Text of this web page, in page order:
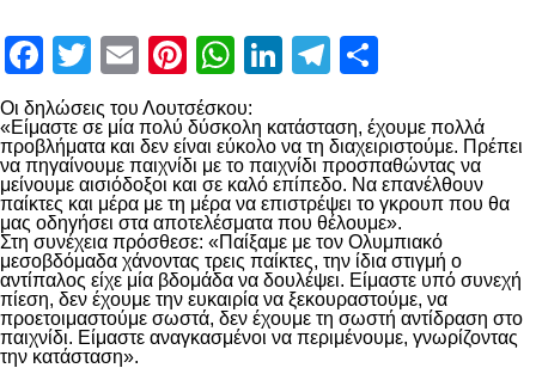
Facebook
Twitter
EmailPinterest
WhatsApp
LinkedIn
Telegram
Οι δηλώσεις του Λουτσέσκου:
«Είμαστε σε μία πολύ δύσκολη κατάσταση, έχουμε πολλά
προβλήματα και δεν είναι εύκολο να τη διαχειριστούμε. Πρέπει
να πηγαίνουμε παιχνίδι με το παιχνίδι προσπαθώντας να
μείνουμε αισιόδοξοι και σε καλό επίπεδο. Να επανέλθουν
παίκτες και μέρα με τη μέρα να επιστρέψει το γκρουπ που θα
μας οδηγήσει στα αποτελέσματα που θέλουμε».
Στη συνέχεια πρόσθεσε: «Παίξαμε με τον Ολυμπιακό
μεσοβδόμαδα χάνοντας τρεις παίκτες, την ίδια στιγμή ο
αντίπαλος είχε μία βδομάδα να δουλέψει. Είμαστε υπό συνεχή
πίεση, δεν έχουμε την ευκαιρία να ξεκουραστούμε, να
προετοιμαστούμε σωστά, δεν έχουμε τη σωστή αντίδραση στο
παιχνίδι. Είμαστε αναγκασμένοι να περιμένουμε, γνωρίζοντας
την κατάσταση».